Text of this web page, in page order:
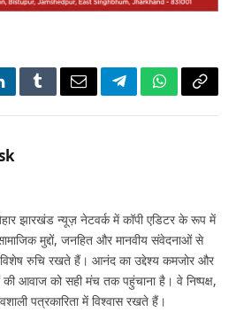
TumblrEmailTelegramWhatsApp
Copy
झारखंड न्यूज़ नेटवर्क में कॉपी एडिटर के रूप में
मुद्दों, जनहित और मानवीय संवेदनाओं से
रुचि रखते हैं। आनंद का उद्देश्य कमजोर और
आवाज को सही मंच तक पहुंचाना है। वे निष्पक्ष,
पत्रकारिता में विश्वास रखते हैं।